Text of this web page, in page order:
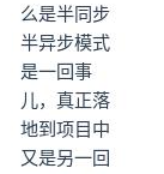
么是半同步
半异步模式
是一回事
儿，真正落
地到项目中
又是另一回